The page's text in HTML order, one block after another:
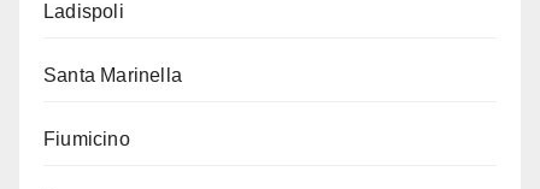
Ladispoli
Santa Marinella
Fiumicino